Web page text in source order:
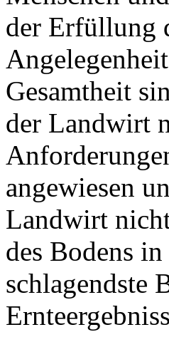
der Erfüllung
Gesamtheit
der Landwirt
angewiesen
Landwirt
des Bodens
schlagendste